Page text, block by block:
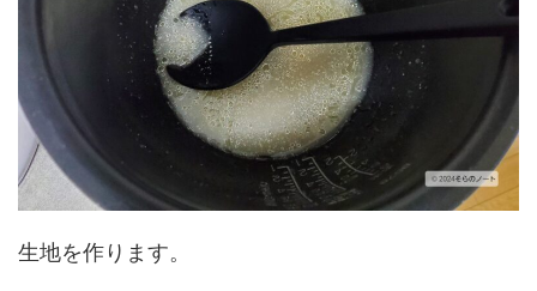
生地を作ります。